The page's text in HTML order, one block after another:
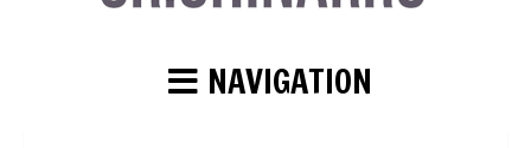
NAVIGATION